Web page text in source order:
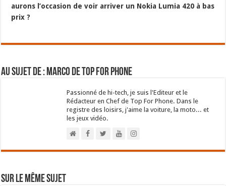
aurons l’occasion de voir arriver un Nokia Lumia 420 à bas
prix ?
Au sujet de : Marco de Top For Phone
Passionné de hi-tech, je suis l'Editeur et le
Rédacteur en Chef de Top For Phone. Dans le
registre des loisirs, j'aime la voiture, la moto... et
les jeux vidéo.
Sur le même sujet